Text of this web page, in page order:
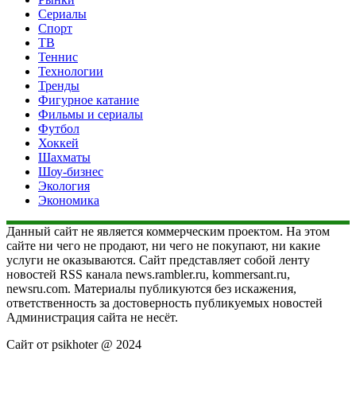
Сериалы
Спорт
ТВ
Теннис
Технологии
Тренды
Фигурное катание
Фильмы и сериалы
Футбол
Хоккей
Шахматы
Шоу-бизнес
Экология
Экономика
Данный сайт не является коммерческим проектом. На этом
сайте ни чего не продают, ни чего не покупают, ни какие
услуги не оказываются. Сайт представляет собой ленту
новостей RSS канала news.rambler.ru, kommersant.ru,
newsru.com. Материалы публикуются без искажения,
ответственность за достоверность публикуемых новостей
Администрация сайта не несёт.
Сайт от psikhoter @ 2024